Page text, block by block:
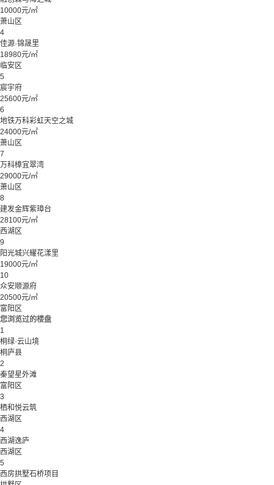
10000元/㎡
萧山区
4
佳源·锦晟里
18980元/㎡
临安区
5
宸宇府
25600元/㎡
6
地铁万科彩虹天空之城
24000元/㎡
萧山区
7
万科樟宜翠湾
29000元/㎡
萧山区
8
建发金辉紫璋台
28100元/㎡
西湖区
9
阳光城兴耀花漾里
19000元/㎡
10
众安顺源府
20500元/㎡
富阳区
您浏览过的楼盘
1
桐绿·云山境
桐庐县
2
秦望星外滩
富阳区
3
栖和悦云筑
西湖区
4
西湖逸庐
西湖区
5
西房拱墅石桥项目